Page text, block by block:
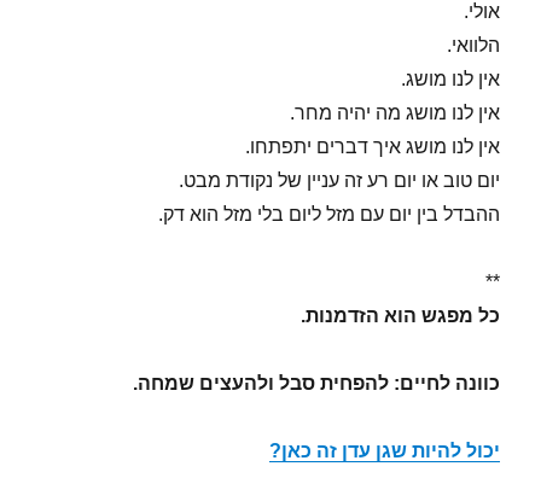
אולי.
הלוואי.
אין לנו מושג.
אין לנו מושג מה יהיה מחר.
אין לנו מושג איך דברים יתפתחו.
יום טוב או יום רע זה עניין של נקודת מבט.
ההבדל בין יום עם מזל ליום בלי מזל הוא דק.
**
כל מפגש הוא הזדמנות.
כוונה לחיים: להפחית סבל ולהעצים שמחה.
יכול להיות שגן עדן זה כאן?